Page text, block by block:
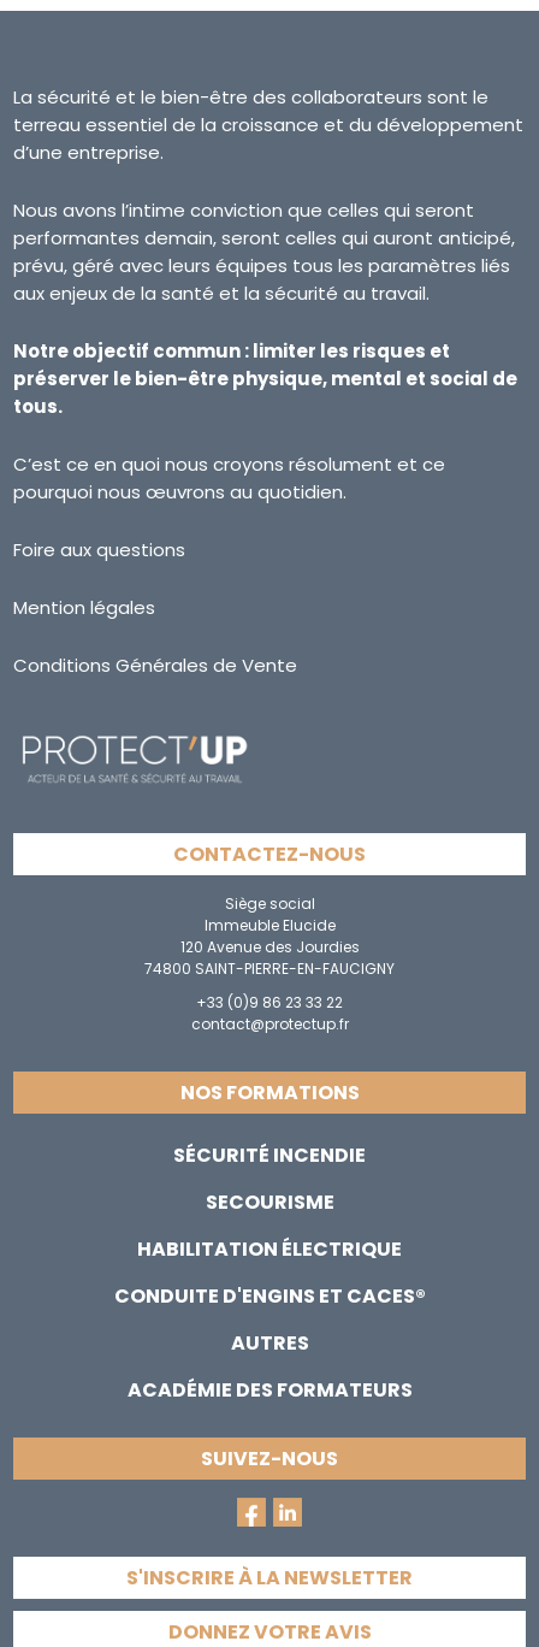
La sécurité et le bien-être des collaborateurs sont le
terreau essentiel de la croissance et du développement
d’une entreprise.
Nous avons l’intime conviction que celles qui seront
performantes demain, seront celles qui auront anticipé,
prévu, géré avec leurs équipes tous les paramètres liés
aux enjeux de la santé et la sécurité au travail.
Notre objectif commun : limiter les risques et
préserver le bien-être physique, mental et social de
tous.
C’est ce en quoi nous croyons résolument et ce
pourquoi nous œuvrons au quotidien.
Foire aux questions
Mention légales
Conditions Générales de Vente
CONTACTEZ-NOUS
Siège social
Immeuble Elucide
120 Avenue des Jourdies
74800 SAINT-PIERRE-EN-FAUCIGNY
+33 (0)9 86 23 33 22
contact@protectup.fr
NOS FORMATIONS
SÉCURITÉ INCENDIE
SECOURISME
HABILITATION ÉLECTRIQUE
CONDUITE D'ENGINS ET CACES®
AUTRES
ACADÉMIE DES FORMATEURS
SUIVEZ-NOUS
S'INSCRIRE À LA NEWSLETTER
DONNEZ VOTRE AVIS